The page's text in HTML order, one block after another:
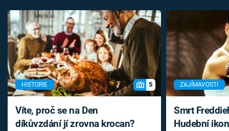
HISTORIE 5
Víte, proč se na Den
díkůvzdání jí zrovna krocan?
ZAJÍMAVOSTI
Smrt
Hudební